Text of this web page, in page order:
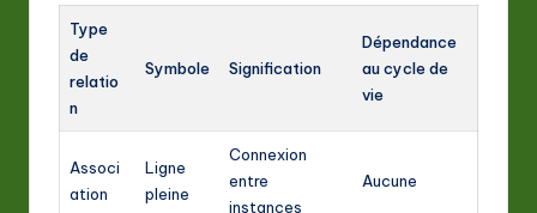
Type
de
relatio
n
Symbole Signification
Dépendance
au cycle de
vie
Associ
ation
Ligne
pleine
Connexion
entre
instances
Aucune